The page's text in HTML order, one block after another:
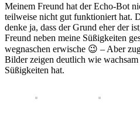
Meinem Freund hat der Echo-Bot
teilweise nicht gut funktioniert hat.
denke ja, dass der Grund eher der
Freund neben meine Süßigkeiten
wegnaschen erwische 😉 – Aber
Bilder zeigen deutlich wie
Süßigkeiten hat.